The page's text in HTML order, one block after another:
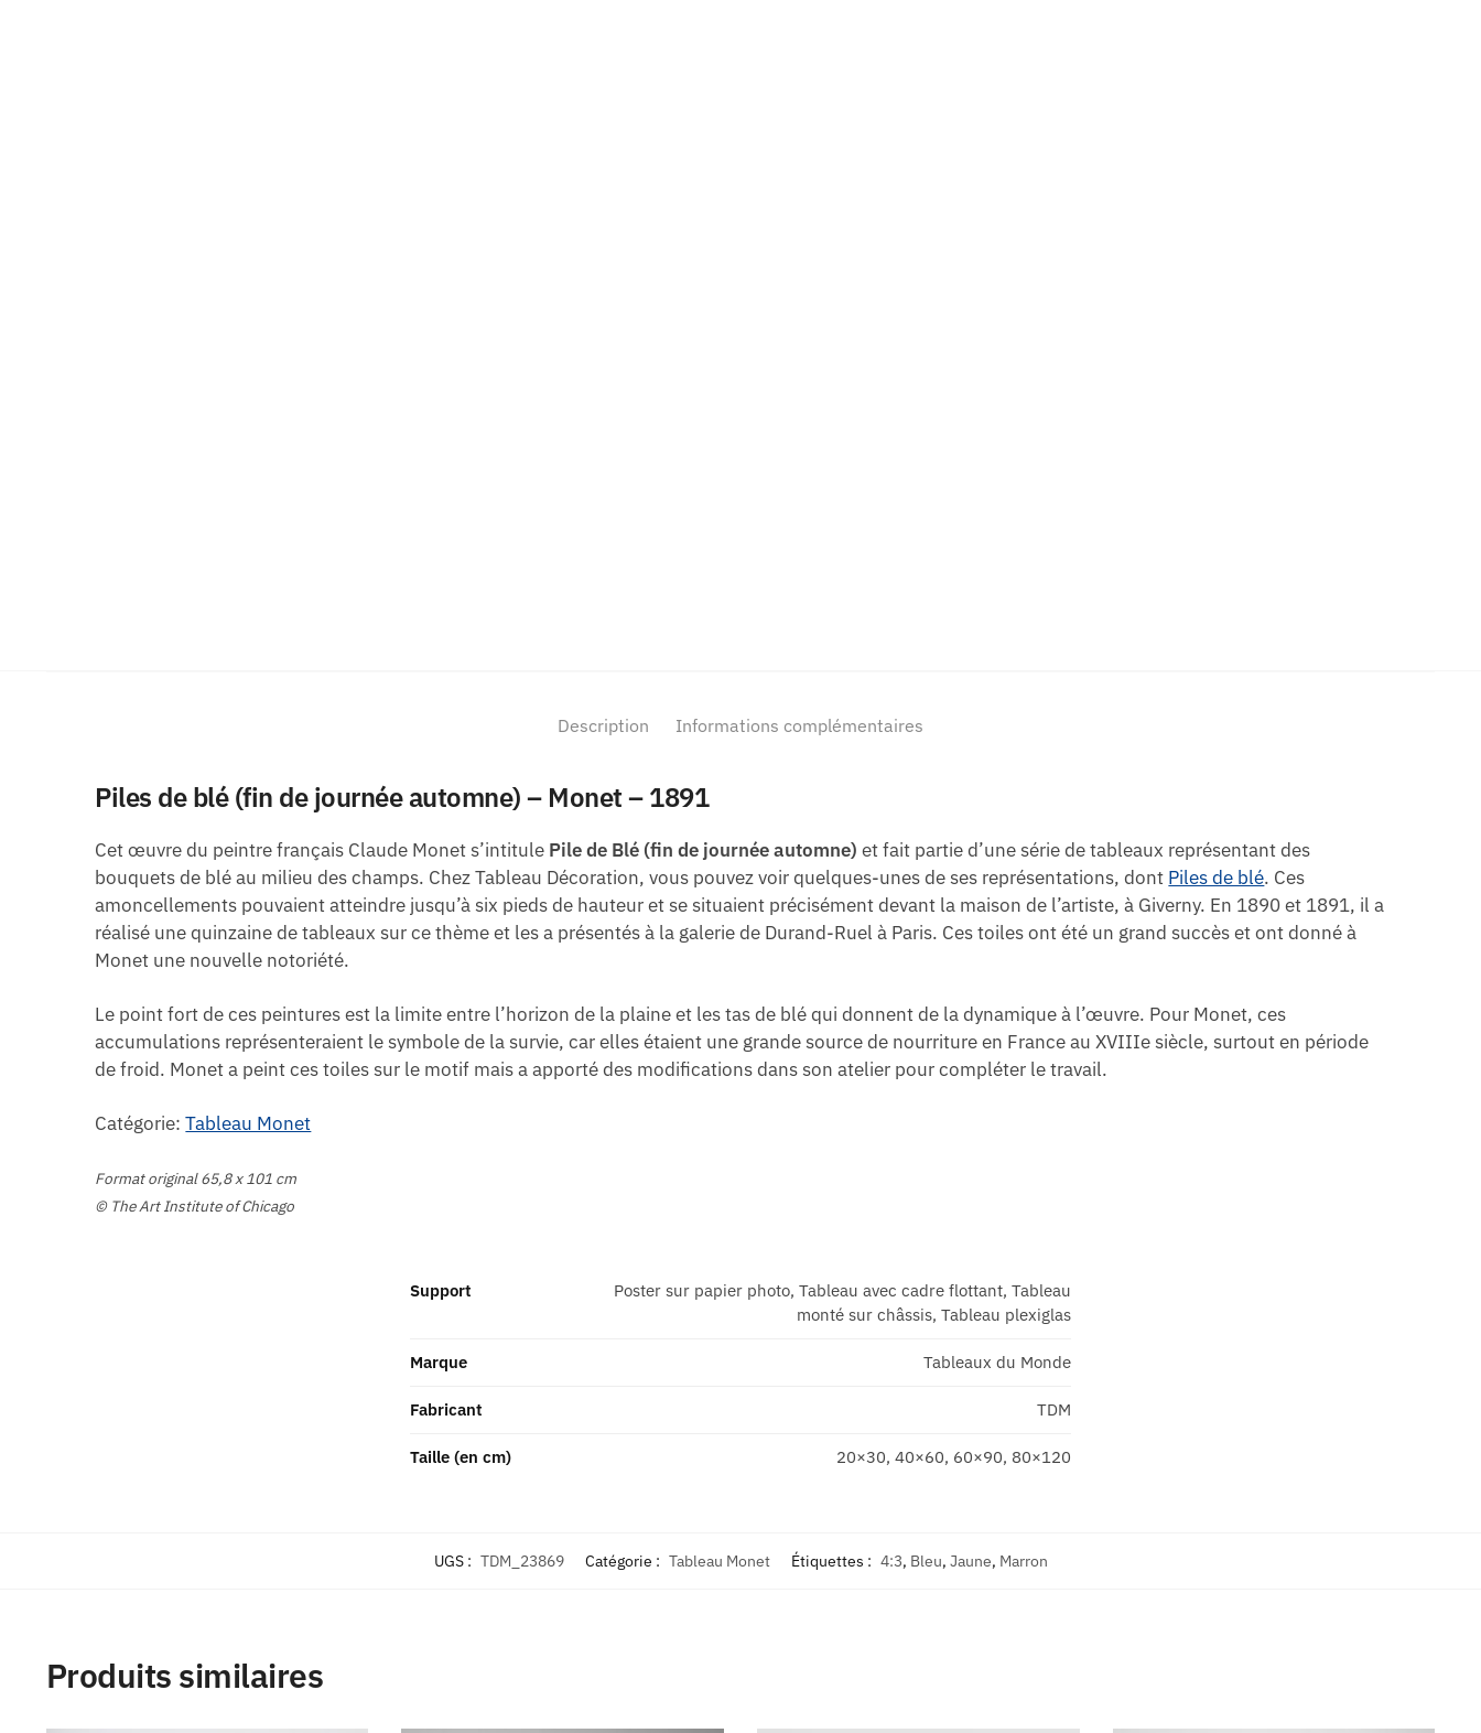
Description Informations complémentaires
Piles de blé (fin de journée automne) – Monet – 1891
Cet œuvre du peintre français Claude Monet s’intitule Pile de Blé (fin de journée automne) et fait partie d’une série de tableaux représentant des
bouquets de blé au milieu des champs. Chez Tableau Décoration, vous pouvez voir quelques-unes de ses représentations, dont Piles de blé. Ces
amoncellements pouvaient atteindre jusqu’à six pieds de hauteur et se situaient précisément devant la maison de l’artiste, à Giverny. En 1890 et 1891, il a
réalisé une quinzaine de tableaux sur ce thème et les a présentés à la galerie de Durand-Ruel à Paris. Ces toiles ont été un grand succès et ont donné à
Monet une nouvelle notoriété.
Le point fort de ces peintures est la limite entre l’horizon de la plaine et les tas de blé qui donnent de la dynamique à l’œuvre. Pour Monet, ces
accumulations représenteraient le symbole de la survie, car elles étaient une grande source de nourriture en France au XVIIIe siècle, surtout en période
de froid. Monet a peint ces toiles sur le motif mais a apporté des modifications dans son atelier pour compléter le travail.
Catégorie:Tableau Monet
Format original 65,8 x 101 cm
© The Art Institute of Chicago
Support
Poster sur papier photo, Tableau avec cadre flottant, Tableau
monté sur châssis, Tableau plexiglas
Marque Tableaux du Monde
Fabricant TDM
Taille (en cm) 20×30, 40×60, 60×90, 80×120
UGS : TDM_23869 Catégorie : Tableau Monet Étiquettes : 4:3, Bleu, Jaune, Marron
Produits similaires